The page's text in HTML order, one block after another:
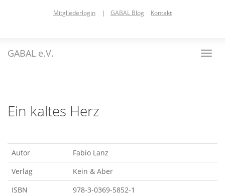
Mitgliederlogin | GABAL Blog Kontakt
GABAL e.V.
Ein kaltes Herz
Autor
Fabio Lanz
Verlag
Kein & Aber
ISBN
978-3-0369-5852-1